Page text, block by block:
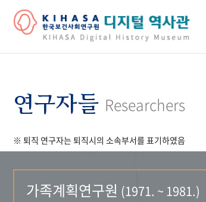
연구자들 Researchers
※ 퇴직 연구자는 퇴직시의 소속부서를 표기하였음
가족계획연구원 (1971. ~ 1981.)